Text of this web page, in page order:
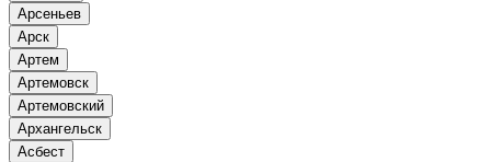
Арсеньев
Арск
Артем
Артемовск
Артемовский
Архангельск
Асбест